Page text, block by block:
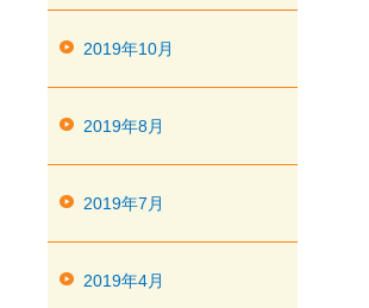
2019年10月
2019年8月
2019年7月
2019年4月